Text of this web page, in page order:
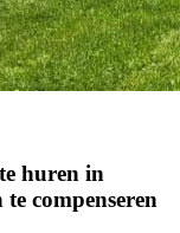
huren in
compenseren